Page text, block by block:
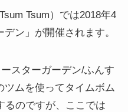
Tsum）では2018年4
ン」が開催されます。
スターガーデン/ふんす
ツムを使ってタイムボム
るのですが、ここでは